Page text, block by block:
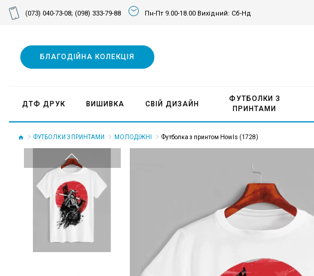
(073) 040-73-08; (098) 333-79-88 Пн-Пт 9.00-18.00 Вихідний: Сб-Нд
БЛАГОДІЙНА КОЛЕКЦІЯ
ДТФ ДРУК ВИШИВКА СВІЙ ДИЗАЙН
ФУТБОЛКИ З
ПРИНТАМИ
ФУТБОЛКИ З ПРИНТАМИ МОЛОДІЖНІ Футболка з принтом Howls (1728)